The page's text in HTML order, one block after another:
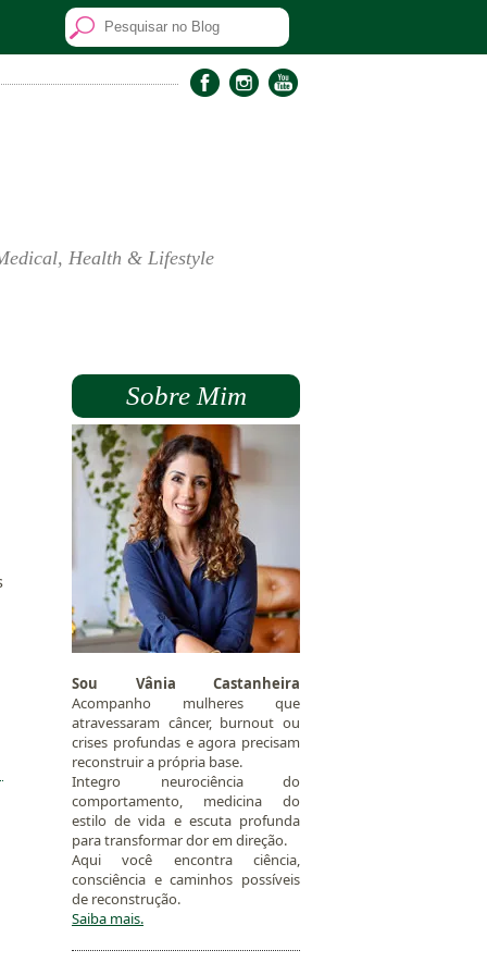
Health & Lifestyle
Sobre Mim
Sou Vânia Castanheira
Acompanho mulheres que
atravessaram câncer, burnout ou
crises profundas e agora precisam
reconstruir a própria base.
Integro neurociência do
comportamento, medicina do
estilo de vida e escuta profunda
para transformar dor em direção.
Aqui você encontra ciência,
consciência e caminhos possíveis
de reconstrução.
Saiba mais.